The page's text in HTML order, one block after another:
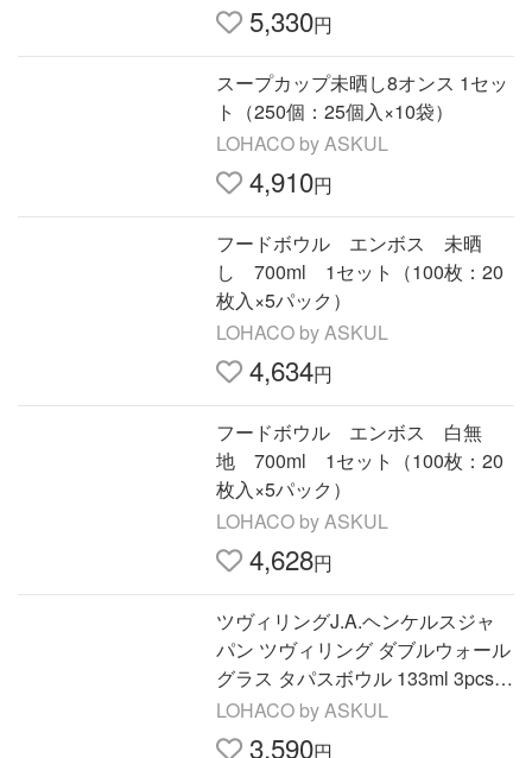
5,330円
スープカップ未晒し8オンス 1セッ
ト（250個：25個入×10袋）
LOHACO by ASKUL
4,910円
フードボウル エンボス 未晒
し 700ml 1セット（100枚：20
枚入×5パック）
LOHACO by ASKUL
4,634円
フードボウル エンボス 白無
地 700ml 1セット（100枚：20
枚入×5パック）
LOHACO by ASKUL
4,628円
ツヴィリングJ.A.ヘンケルスジャ
パン ツヴィリング ダブルウォール
グラス タパスボウル 133ml 3pcsセ
ット 1セット
LOHACO by ASKUL
3,590円